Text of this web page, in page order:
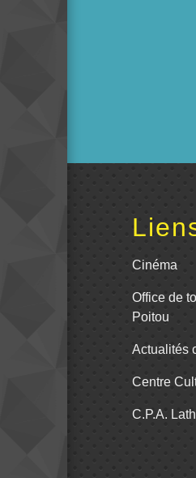
Cinéma
Office de
Poitou
Actualités
Centre
C.P.A.